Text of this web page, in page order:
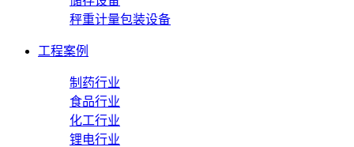
秤重计量包装设备
工程案例
制药行业
食品行业
化工行业
锂电行业